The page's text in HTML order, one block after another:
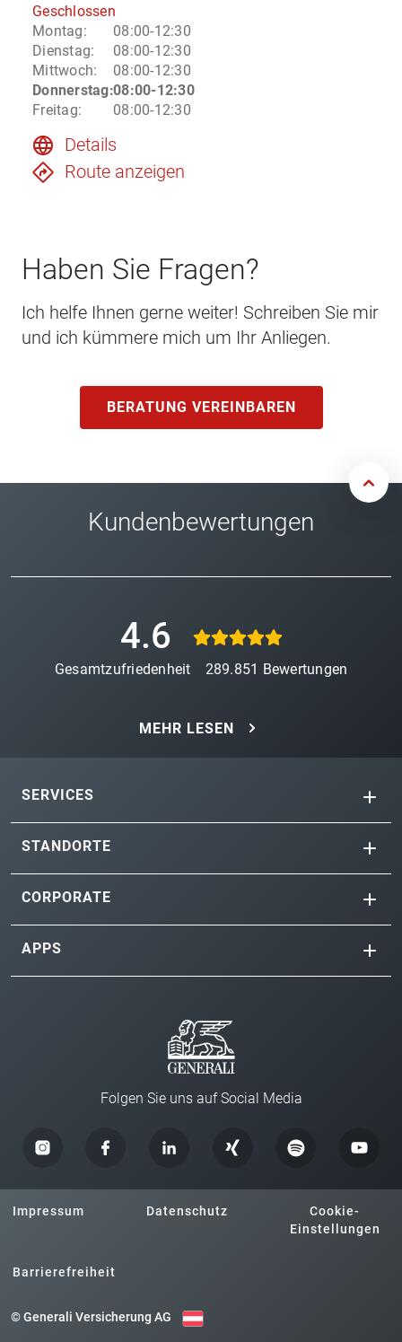
Geschlossen
Montag:
08:00-12:30
Dienstag:
08:00-12:30
Mittwoch:
08:00-12:30
Donnerstag:08:00-12:30
Freitag: 08:00-12:30
Details
Route anzeigen
Haben Sie Fragen?
Ich helfe Ihnen gerne weiter! Schreiben Sie mir
und ich kümmere mich um Ihr Anliegen.
BERATUNG VEREINBAREN
Kundenbewertungen
4.6
Gesamtzufriedenheit 289.851 Bewertungen
MEHR LESEN
SERVICES
STANDORTE
CORPORATE
APPS
Folgen Sie uns auf Social Media
Impressum Datenschutz
Cookie-
Einstellungen
Barrierefreiheit
© Generali Versicherung AG